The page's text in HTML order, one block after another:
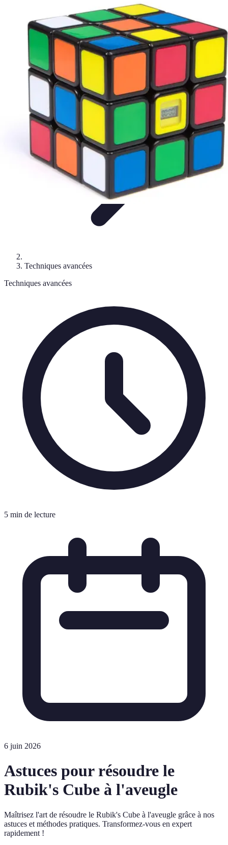
Astuces et TechniquesTechniques de Speedcubing
Astuces et
techniquesRésolutionTechniques et Astuces
Astuces Rubik Cube
Techniques avancées
Techniques avancées
5 min de lecture
6 juin 2026
Astuces pour résoudre le
Rubik's Cube à l'aveugle
Maîtrisez l'art de résoudre le Rubik's Cube à l'aveugle grâce à nos
astuces et méthodes pratiques. Transformez-vous en expert
rapidement !